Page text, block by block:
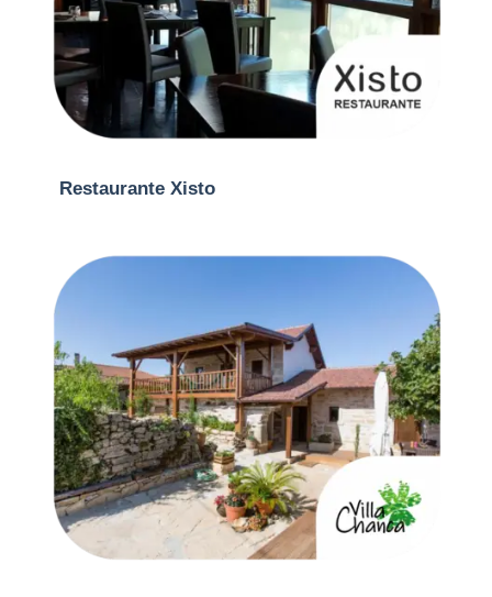
Restaurante Xisto